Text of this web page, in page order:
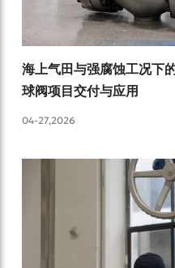
海上气田与强腐蚀工况下
球阀项目交付与应用
04-27,2026